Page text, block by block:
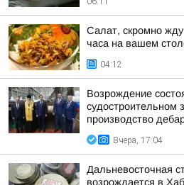
Салат, скромно
часа на вашем
04:12
Возрождение
судостроительном
производство
Вчера, 17:04
Дальневосточная
возрождается в